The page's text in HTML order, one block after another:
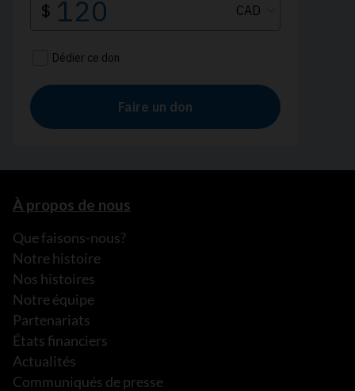
À propos de nous
Que faisons-nous?
Notre histoire
Nos histoires
Notre équipe
Partenariats
États financiers
Actualités
Communiqués de presse